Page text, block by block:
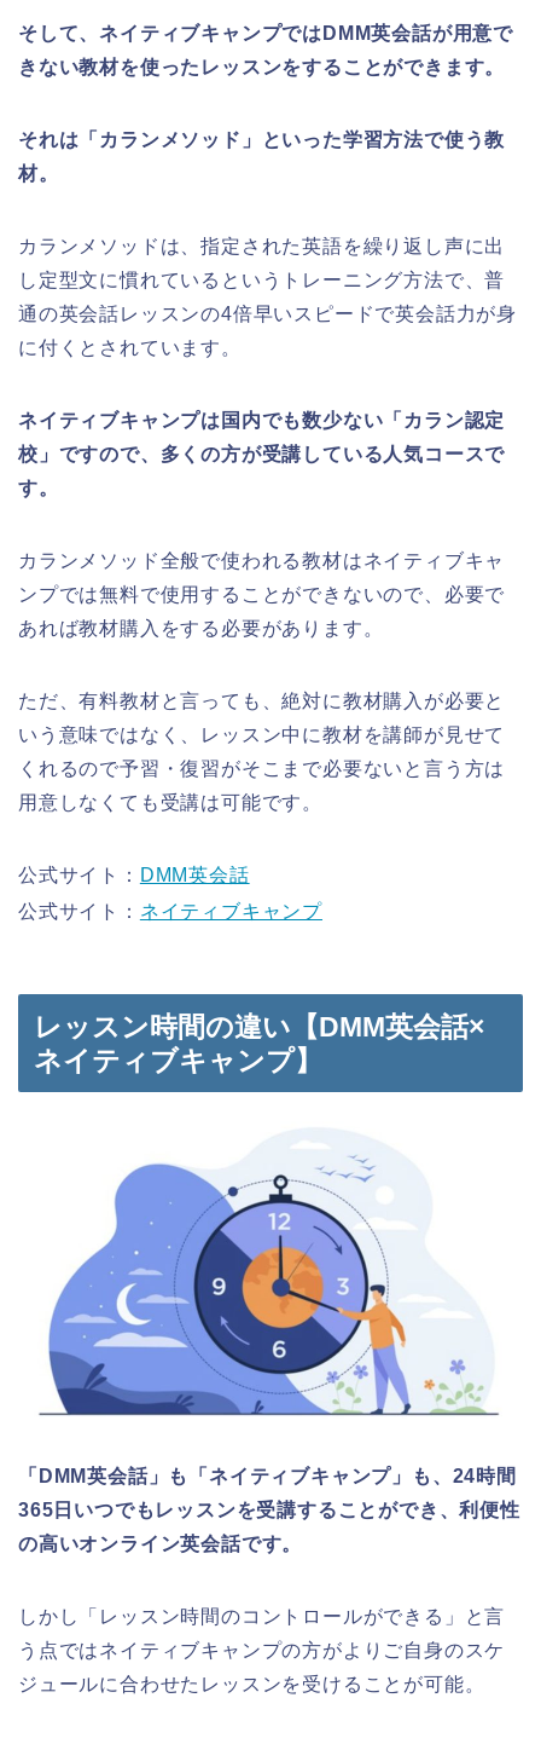
そして、ネイティブキャンプではDMM英会話が用意で
きない教材を使ったレッスンをすることができます。
それは「カランメソッド」といった学習方法で使う教
材。
カランメソッドは、指定された英語を繰り返し声に出
し定型文に慣れているというトレーニング方法で、普
通の英会話レッスンの4倍早いスピードで英会話力が身
に付くとされています。
ネイティブキャンプは国内でも数少ない「カラン認定
校」ですので、多くの方が受講している人気コースで
す。
カランメソッド全般で使われる教材はネイティブキャ
ンプでは無料で使用することができないので、必要で
あれば教材購入をする必要があります。
ただ、有料教材と言っても、絶対に教材購入が必要と
いう意味ではなく、レッスン中に教材を講師が見せて
くれるので予習・復習がそこまで必要ないと言う方は
用意しなくても受講は可能です。
公式サイト： DMM英会話
公式サイト： ネイティブキャンプ
レッスン時間の違い【DMM英会話×
ネイティブキャンプ】
「DMM英会話」も「ネイティブキャンプ」も、24時間
365日いつでもレッスンを受講することができ、利便性
の高いオンライン英会話です。
しかし「レッスン時間のコントロールができる」と言
う点ではネイティブキャンプの方がよりご自身のスケ
ジュールに合わせたレッスンを受けることが可能。